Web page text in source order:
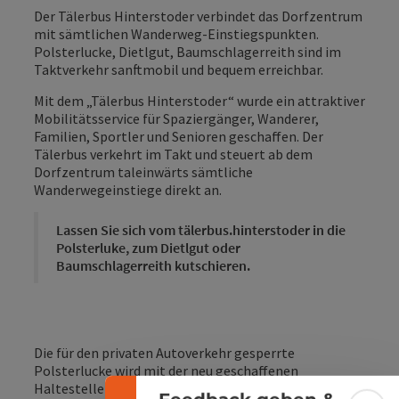
Der Tälerbus Hinterstoder verbindet das Dorfzentrum
mit sämtlichen Wanderweg-Einstiegspunkten.
Polsterlucke, Dietlgut, Baumschlagerreith sind im
Taktverkehr sanftmobil und bequem erreichbar.
Mit dem „Tälerbus Hinterstoder“ wurde ein attraktiver
Mobilitätsservice für Spaziergänger, Wanderer,
Familien, Sportler und Senioren geschaffen. Der
Tälerbus verkehrt im Takt und steuert ab dem
Dorfzentrum taleinwärts sämtliche
Wanderwegeinstiege direkt an.
Lassen Sie sich vom tälerbus.hinterstoder in die
Polsterluke, zum Dietlgut oder
Baumschlagerreith kutschieren.
Die für den privaten Autoverkehr gesperrte
Polsterlucke wird mit der neu geschaffenen
Haltestelle „Polsterstüberl“ direkt angefahren. Durch